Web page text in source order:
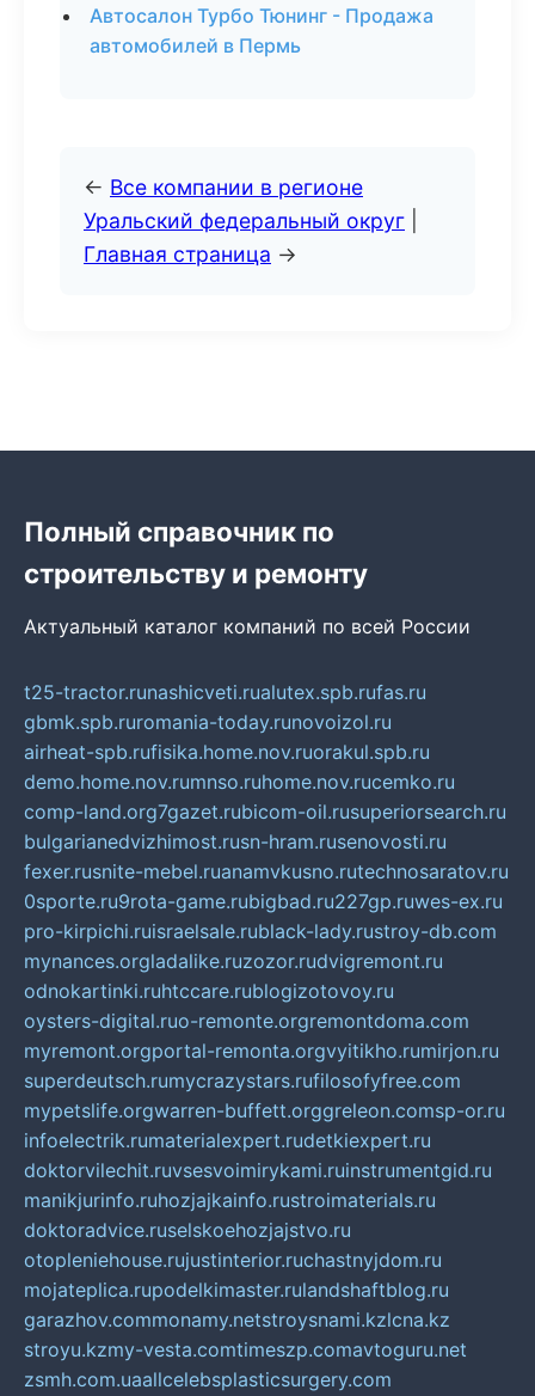
Автосалон Турбо Тюнинг - Продажа
автомобилей в Пермь
← Все компании в регионе
Уральский федеральный округ
Главная страница →
Полный справочник по
строительству и ремонту
Актуальный каталог компаний по всей России
t25-tractor.runashicveti.rualutex.spb.rufas.ru
gbmk.spb.ruromania-today.runovoizol.ru
airheat-spb.rufisika.home.nov.ruorakul.spb.ru
demo.home.nov.rumnso.ruhome.nov.rucemko.ru
comp-land.org7gazet.rubicom-oil.rusuperiorsearch.ru
bulgarianedvizhimost.rusn-hram.rusenovosti.ru
fexer.rusnite-mebel.ruanamvkusno.rutechnosaratov.ru
0sporte.ru9rota-game.rubigbad.ru227gp.ruwes-ex.ru
pro-kirpichi.ruisraelsale.rublack-lady.rustroy-db.com
mynances.orgladalike.ruzozor.rudvigremont.ru
odnokartinki.ruhtccare.rublogizotovoy.ru
oysters-digital.ruo-remonte.orgremontdoma.com
myremont.orgportal-remonta.orgvyitikho.rumirjon.ru
superdeutsch.rumycrazystars.rufilosofyfree.com
mypetslife.orgwarren-buffett.orggreleon.comsp-or.ru
infoelectrik.rumaterialexpert.rudetkiexpert.ru
doktorvilechit.ruvsesvoimirykami.ruinstrumentgid.ru
manikjurinfo.ruhozjajkainfo.rustroimaterials.ru
doktoradvice.ruselskoehozjajstvo.ru
otopleniehouse.rujustinterior.ruchastnyjdom.ru
mojateplica.rupodelkimaster.rulandshaftblog.ru
garazhov.commonamy.netstroysnami.kzlcna.kz
stroyu.kzmy-vesta.comtimeszp.comavtoguru.net
zsmh.com.uaallcelebsplasticsurgery.com